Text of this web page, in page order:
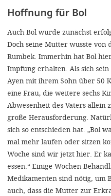
Hoffnung für Bol
Auch Bol wurde zunächst
Doch seine Mutter wusste
Rumbek. Immerhin hat Bol
Impfung erhalten. Als sich
Ayen mit ihrem Sohn über 50
eine Frau, die weitere sechs
Abwesenheit des Vaters allein
große Herausforderung.
sich so entschieden hat. „Bol
mal mehr laufen oder sitzen
Woche sind wir jetzt hier. Er
essen.“ Einige Wochen
Medikamenten sind nötig, um
auch, dass die Mutter zur